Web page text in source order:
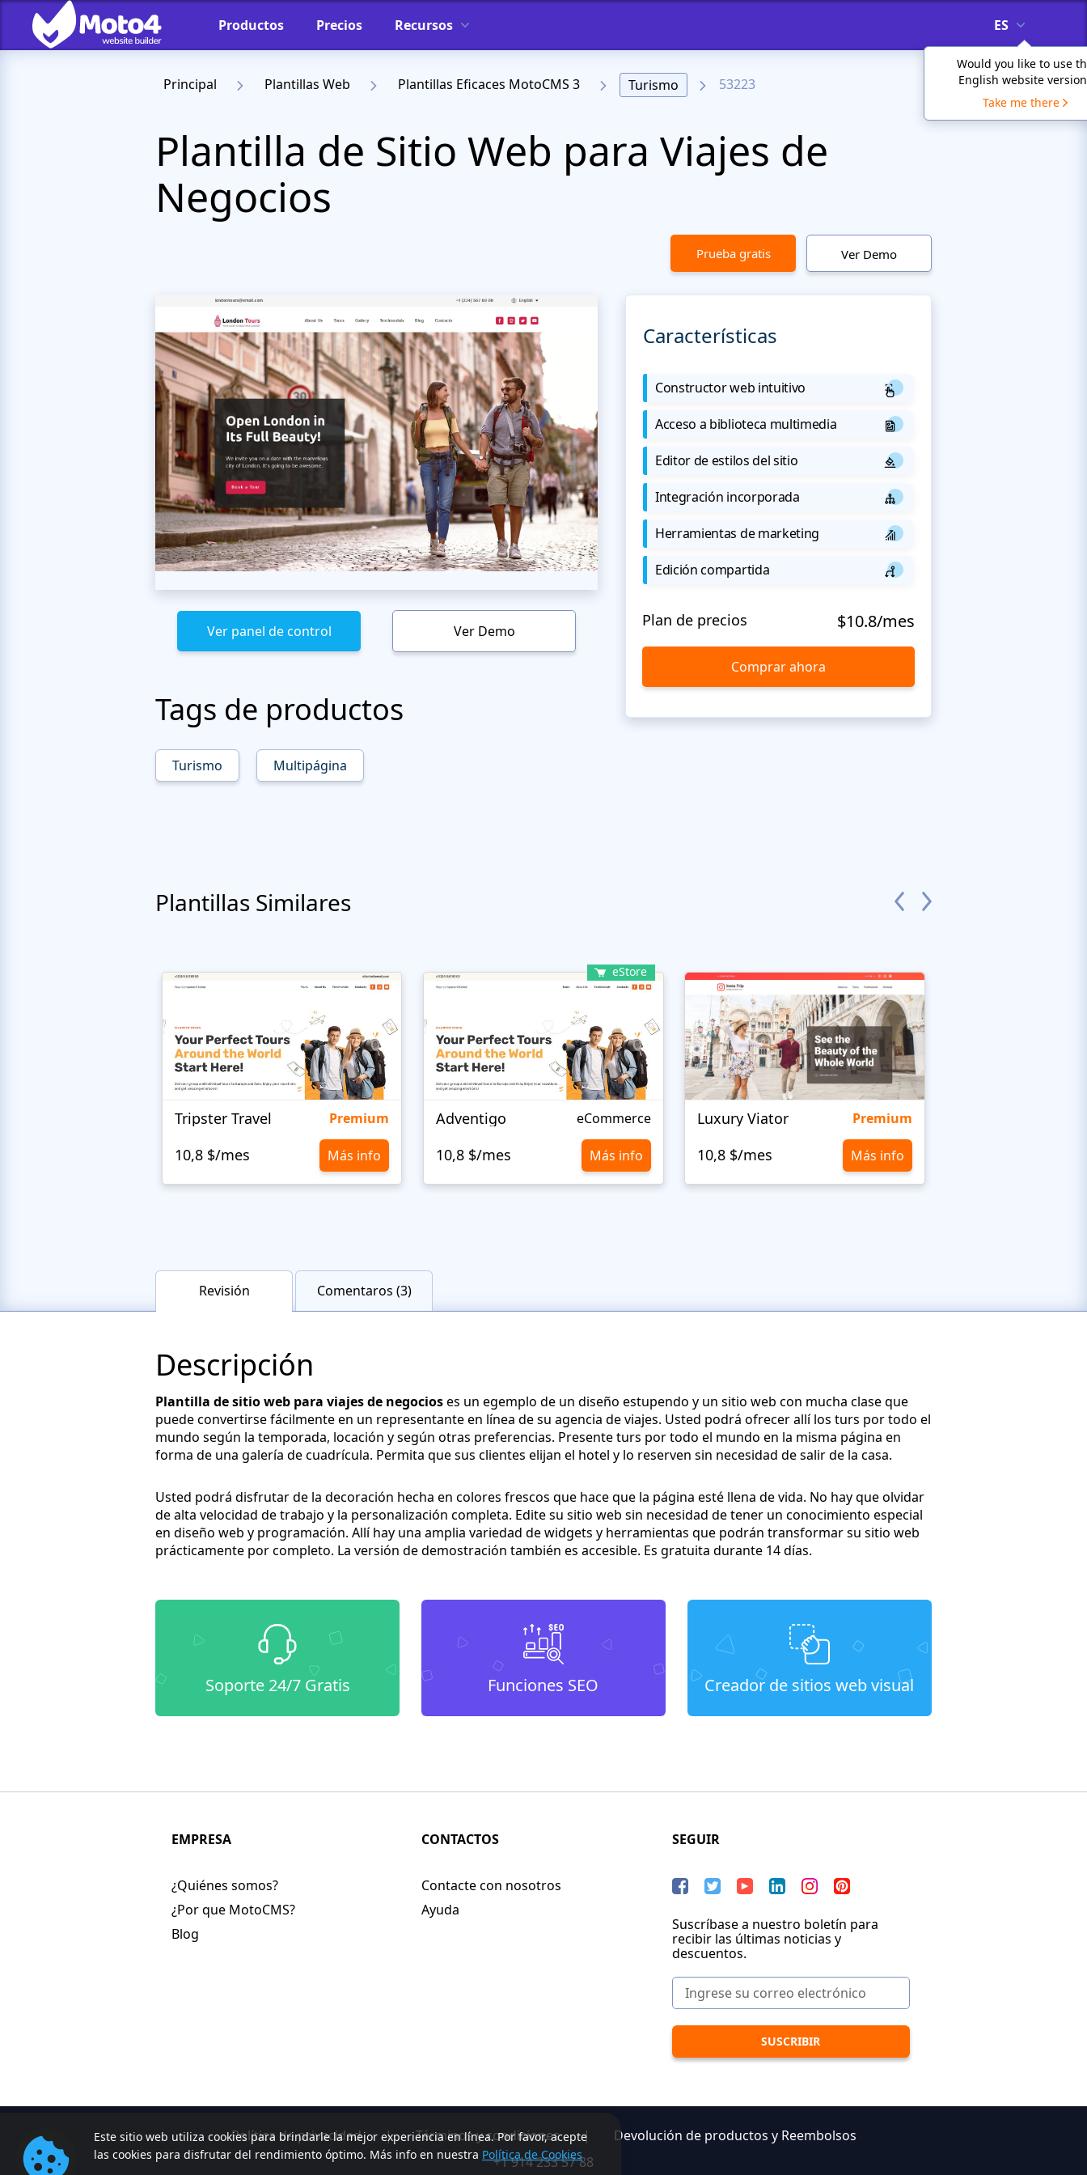
Productos Precios Recursos ES
Would you like to use
English website
Take me there
Principal Plantillas Web Plantillas Eficaces MotoCMS 3 Turismo 53223
Plantilla de Sitio Web para Viajes de
Negocios
Prueba gratis Ver Demo
Ver panel de control Ver Demo
Tags de productos
Turismo Multipágina
Características
Constructor web intuitivo
Acceso a biblioteca multimedia
Editor de estilos del sitio
Integración incorporada
Herramientas de marketing
Edición compartida
Plan de precios $10.8/mes
Comprar ahora
Plantillas Similares
Tripster Travel Premium
10,8 $/mes Más info
eStore
Adventigo eCommerce
10,8 $/mes Más info
Luxury Viator Premium
10,8 $/mes Más info
Revisión Comentaros (3)
Descripción
Plantilla de sitio web para viajes de negocioses un egemplo de un diseño estupendo y un sitio web con mucha clase que
puede convertirse fácilmente en un representante en línea de su agencia de viajes. Usted podrá ofrecer allí los turs por todo el
mundo según la temporada, locación y según otras preferencias. Presente turs por todo el mundo en la misma página en
forma de una galería de cuadrícula. Permita que sus clientes elijan el hotel y lo reserven sin necesidad de salir de la casa.
Usted podrá disfrutar de la decoración hecha en colores frescos que hace que la página esté llena de vida. No hay que olvidar
de alta velocidad de trabajo y la personalización completa. Edite su sitio web sin necesidad de tener un conocimiento especial
en diseño web y programación. Allí hay una amplia variedad de widgets y herramientas que podrán transformar su sitio web
prácticamente por completo. La versión de demostración también es accesible. Es gratuita durante 14 días.
Soporte 24/7 Gratis Funciones SEO Creador de sitios web visual
Este sitio web utiliza cookies para brindarle la mejor experiencia en línea. Por favor, acepte
las cookies para disfrutar del rendimiento óptimo. Más info en nuestra Política de Cookies
EMPRESA
¿Quiénes somos?
¿Por que MotoCMS?
Blog
CONTACTOS
Contacte con nosotros
Ayuda
SEGUIR
Suscríbase a nuestro boletín para
recibir las últimas noticias y
descuentos.
Política de privacidad | Términos y condiciones |
Devolución de productos y Reembolsos
+1 914 233 57 88